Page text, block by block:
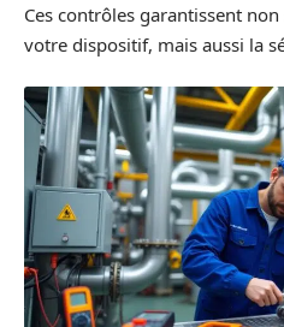
Ces contrôles garantissent
votre dispositif, mais aussi la